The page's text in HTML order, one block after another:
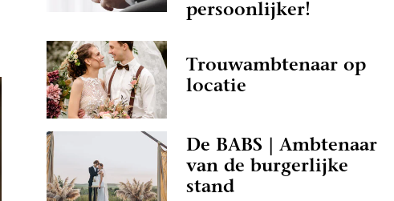
persoonlijker!
Trouwambtenaar op
locatie
De BABS | Ambtenaar
van de burgerlijke
stand